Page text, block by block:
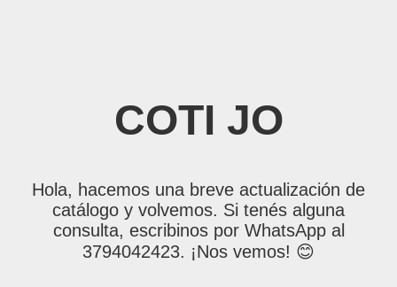
COTI JO
Hola, hacemos una breve actualización de
catálogo y volvemos. Si tenés alguna
consulta, escribinos por WhatsApp al
3794042423. ¡Nos vemos! 😊